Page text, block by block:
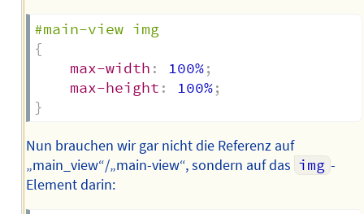
#main-view img
{
max-width : 100%;
max-height : 100%;
}
Nun brauchen wir gar nicht die Referenz auf
„main_view“/„main-view“, sondern auf das img -
Element darin: